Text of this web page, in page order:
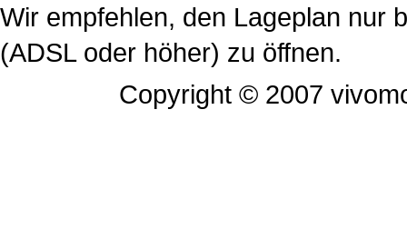
Wir empfehlen, den Lageplan nur
(ADSL oder höher) zu öffnen.
Copyright © 2007